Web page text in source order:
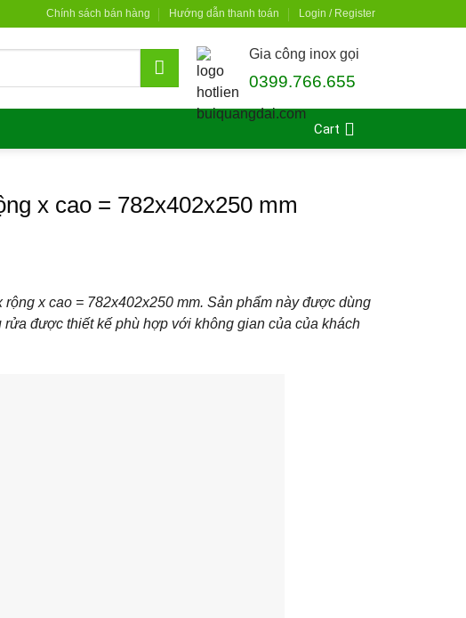
Chính sách bán hàng Hướng dẫn thanh toán Login / Register
Gia công inox gọi
0399.766.655
Cart
x cao = 782x402x250 mm
x cao = 782x402x250 mm. Sản phẩm này được dùng
được thiết kế phù hợp với không gian của của khách